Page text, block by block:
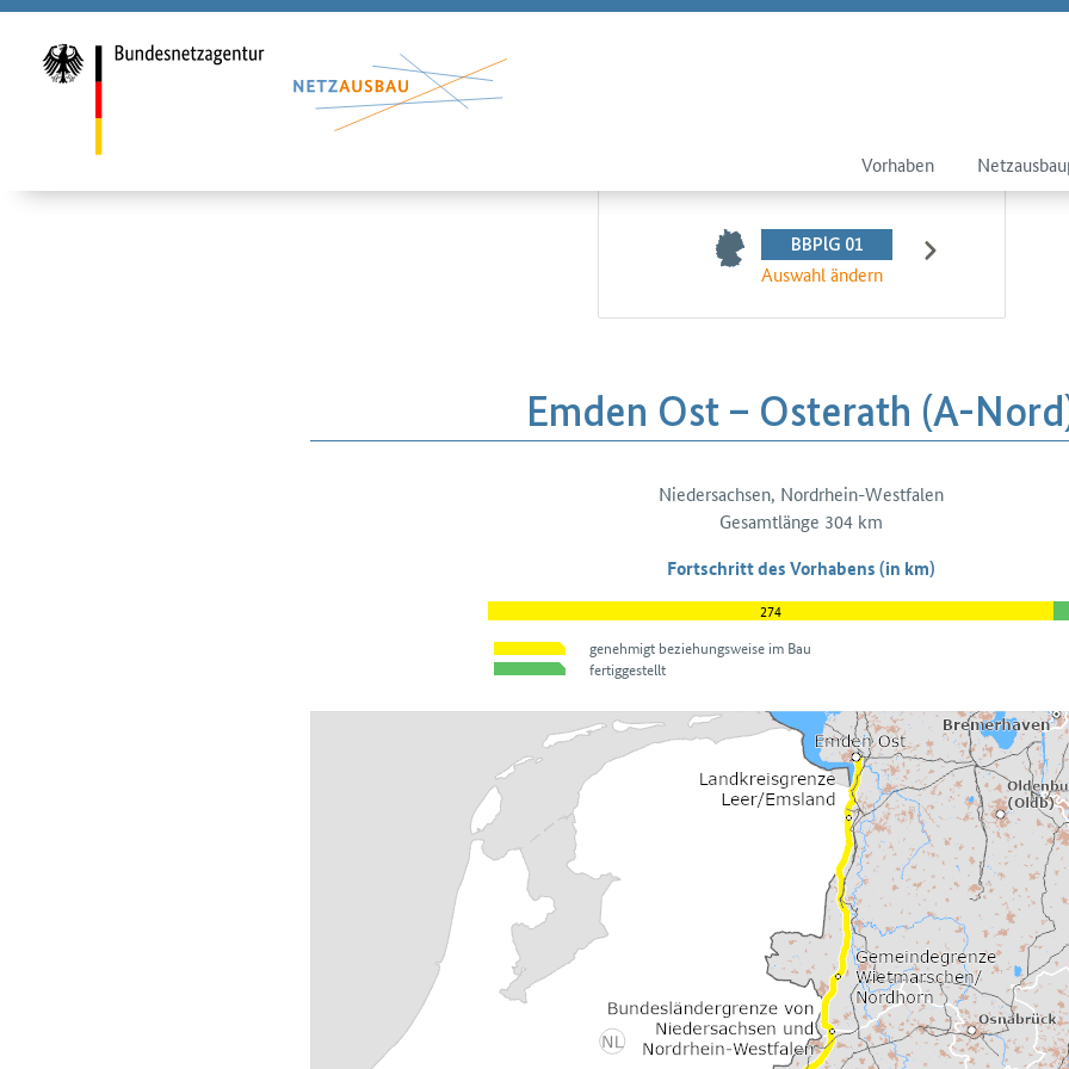
Vorhaben
BBPlG 01
Auswahl ändern
Emden Ost – Osterath (A-
Niedersachsen, Nordrhein-Westfalen
Gesamtlänge 304 km
Fortschritt des Vorhabens (in km)
274
genehmigt beziehungsweise im Bau
fertiggestellt